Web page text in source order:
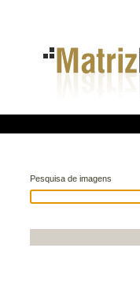
Pesquisa de imagens